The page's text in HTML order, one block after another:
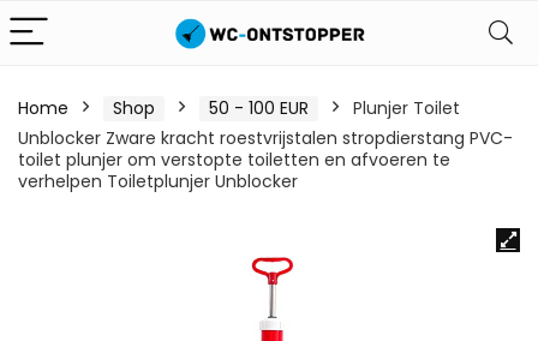
Home Shop 50 - 100 EUR
Plunjer Toilet
Unblocker Zware kracht roestvrijstalen stropdierstang PVC-
toilet plunjer om verstopte toiletten en afvoeren te
verhelpen Toiletplunjer Unblocker